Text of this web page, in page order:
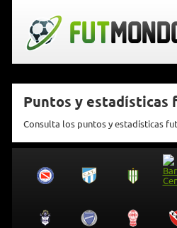
Puntos y estadísticas
Consulta los puntos y estadísticas